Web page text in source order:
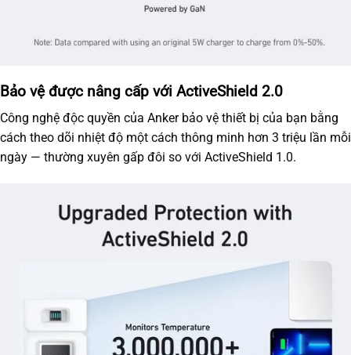
Bảo vệ được nâng cấp với ActiveShield 2.0
Công nghệ độc quyền của Anker bảo vệ thiết bị của bạn bằng
cách theo dõi nhiệt độ một cách thông minh hơn 3 triệu lần mỗi
ngày — thường xuyên gấp đôi so với ActiveShield 1.0.